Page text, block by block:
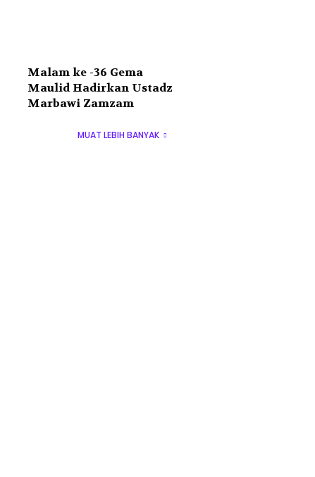
Malam ke -36 Gema
Maulid Hadirkan Ustadz
Marbawi Zamzam
MUAT LEBIH BANYAK